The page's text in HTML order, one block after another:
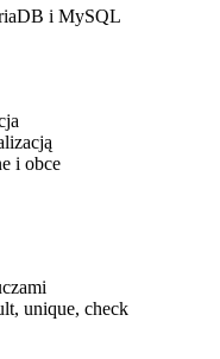
i MySQL
i obce
unique, check